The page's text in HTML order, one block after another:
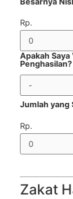
Rp.
Apakah
Penghasilan?
Jumlah yang
Rp.
Zakat